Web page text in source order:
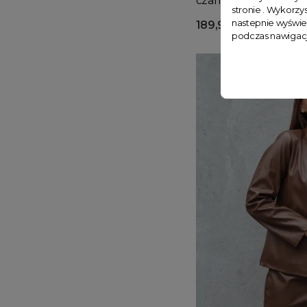
189,99 zł
stronie .
nastepnie
podczas